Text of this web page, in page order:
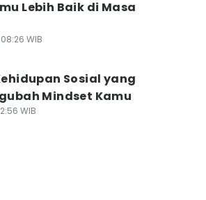
Lebih Baik di Masa
WIB
Sosial yang
Mindset Kamu
WIB